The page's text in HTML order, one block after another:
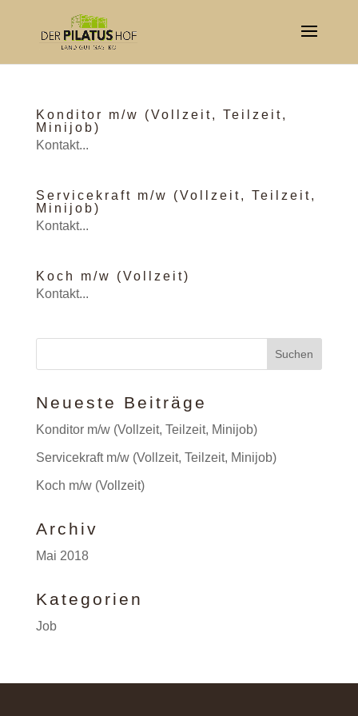
Konditor m/w (Vollzeit, Teilzeit,
Minijob)
Kontakt...
Servicekraft m/w (Vollzeit, Teilzeit,
Minijob)
Kontakt...
Koch m/w (Vollzeit)
Kontakt...
Neueste Beiträge
Konditor m/w (Vollzeit, Teilzeit, Minijob)
Servicekraft m/w (Vollzeit, Teilzeit, Minijob)
Koch m/w (Vollzeit)
Archiv
Mai 2018
Kategorien
Job